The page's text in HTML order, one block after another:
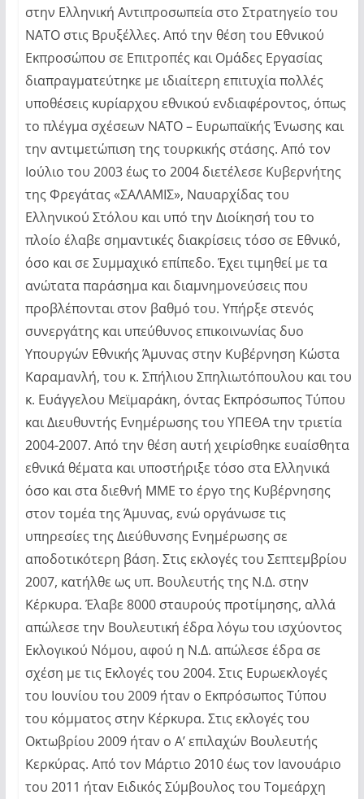
στην Ελληνική Αντιπροσωπεία στο Στρατηγείο του
ΝΑΤΟ στις Βρυξέλλες. Από την θέση του Εθνικού
Εκπροσώπου σε Επιτροπές και Ομάδες Εργασίας
διαπραγματεύτηκε με ιδιαίτερη επιτυχία πολλές
υποθέσεις κυρίαρχου εθνικού ενδιαφέροντος, όπως
το πλέγμα σχέσεων ΝΑΤΟ – Ευρωπαϊκής Ένωσης και
την αντιμετώπιση της τουρκικής στάσης. Από τον
Ιούλιο του 2003 έως το 2004 διετέλεσε Κυβερνήτης
της Φρεγάτας «ΣΑΛΑΜΙΣ», Ναυαρχίδας του
Ελληνικού Στόλου και υπό την Διοίκησή του το
πλοίο έλαβε σημαντικές διακρίσεις τόσο σε Εθνικό,
όσο και σε Συμμαχικό επίπεδο. Έχει τιμηθεί με τα
ανώτατα παράσημα και διαμνημονεύσεις που
προβλέπονται στον βαθμό του. Υπήρξε στενός
συνεργάτης και υπεύθυνος επικοινωνίας δυο
Υπουργών Εθνικής Άμυνας στην Κυβέρνηση Κώστα
Καραμανλή, του κ. Σπήλιου Σπηλιωτόπουλου και του
κ. Ευάγγελου Μεϊμαράκη, όντας Εκπρόσωπος Τύπου
και Διευθυντής Ενημέρωσης του ΥΠΕΘΑ την τριετία
2004-2007. Από την θέση αυτή χειρίσθηκε ευαίσθητα
εθνικά θέματα και υποστήριξε τόσο στα Ελληνικά
όσο και στα διεθνή ΜΜΕ το έργο της Κυβέρνησης
στον τομέα της Άμυνας, ενώ οργάνωσε τις
υπηρεσίες της Διεύθυνσης Ενημέρωσης σε
αποδοτικότερη βάση. Στις εκλογές του Σεπτεμβρίου
2007, κατήλθε ως υπ. Βουλευτής της Ν.Δ. στην
Κέρκυρα. Έλαβε 8000 σταυρούς προτίμησης, αλλά
απώλεσε την Βουλευτική έδρα λόγω του ισχύοντος
Εκλογικού Νόμου, αφού η Ν.Δ. απώλεσε έδρα σε
σχέση με τις Εκλογές του 2004. Στις Ευρωεκλογές
του Ιουνίου του 2009 ήταν ο Εκπρόσωπος Τύπου
του κόμματος στην Κέρκυρα. Στις εκλογές του
Οκτωβρίου 2009 ήταν ο Α’ επιλαχών Βουλευτής
Κερκύρας. Από τον Μάρτιο 2010 έως τον Ιανουάριο
του 2011 ήταν Ειδικός Σύμβουλος του Τομεάρχη